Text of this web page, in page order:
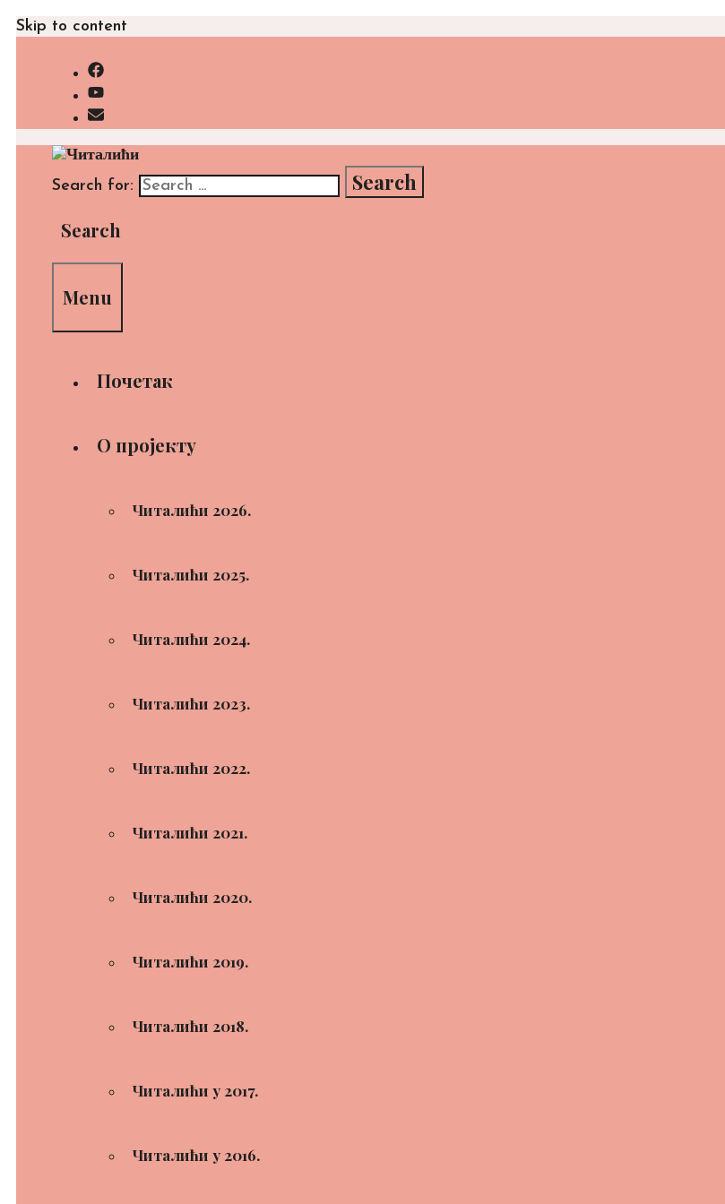
Skip to content
Search for:
Search
Menu
Почетак
О пројекту
Читалићи 2026.
Читалићи 2025.
Читалићи 2024.
Читалићи 2023.
Читалићи 2022.
Читалићи 2021.
Читалићи 2020.
Читалићи 2019.
Читалићи 2018.
Читалићи у 2017.
Читалићи у 2016.